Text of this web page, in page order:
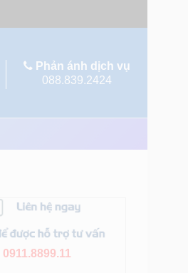
Phản ánh dịch vụ
088.839.2424
0911.8899.11